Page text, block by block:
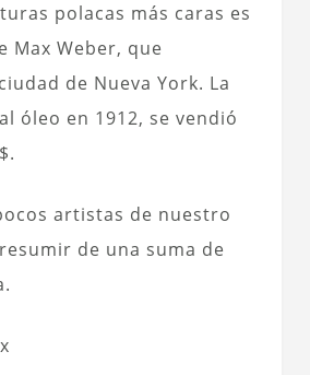
polacas más caras es
Max Weber, que
de Nueva York. La
óleo en 1912, se vendió
artistas de nuestro
de una suma de